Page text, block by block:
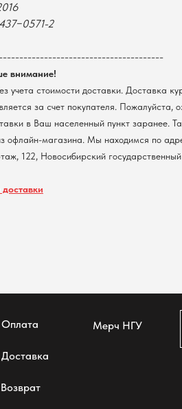
2
внимание!
учета стоимости доставки. Доставка
за счет покупателя. Пожалуйста,
в Ваш населенный пункт заранее.
офлайн-магазина. Мы находимся по
122, Новосибирский государственный
доставки
Оплата
Доставка
Возврат
Мерч НГУ